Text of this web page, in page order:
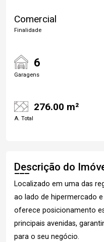
Comercial
Finalidade
6
Garagens
276.00 m²
A. Total
Descrição do
Localizado em uma das
ao lado de hipermercado
oferece posicionamento
principais avenidas,
para o seu negócio.